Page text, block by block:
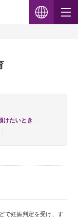
けたいとき
で妊娠判定を受け、す